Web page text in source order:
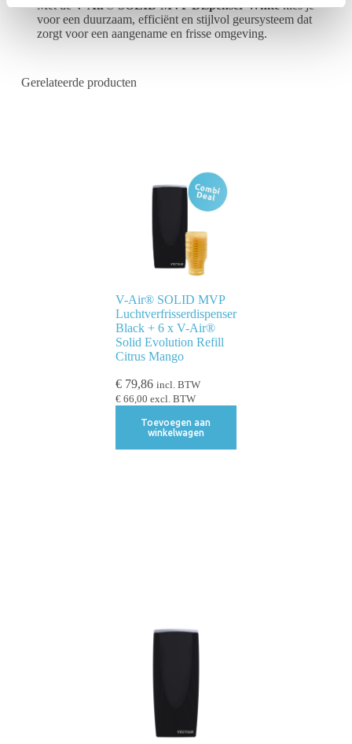
t
Met deV-Air® SOLID MVP Dispenser Whitekies je
voor een duurzaam, efficiënt en stijlvol geursysteem dat
zorgt voor een aangename en frisse omgeving.
Gerelateerde producten
V-Air® SOLID MVP
Luchtverfrisserdispenser
Black + 6 x V-Air®
Solid Evolution Refill
Citrus Mango
€79,86 incl. BTW
€66,00 excl. BTW
Toevoegen aan
winkelwagen